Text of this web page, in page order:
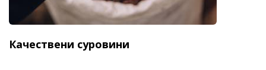
Качествени суровини